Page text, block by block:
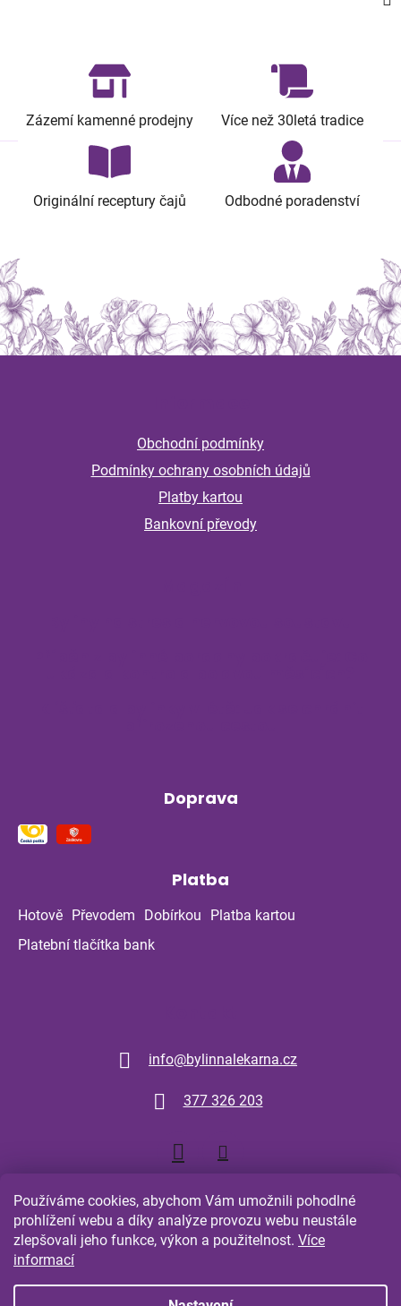
Používáme cookies, abychom Vám umožnili pohodlné
prohlížení webu a díky analýze provozu webu neustále
zlepšovali jeho funkce, výkon a použitelnost. Více
informací
Zázemí kamenné prodejny Více než 30letá tradice
Originální receptury čajů Odbodné poradenství
Z
Obchodní podmínky
Podmínky ochrany osobních údajů
Platby kartou
Bankovní převody
Doprava
Platba
Hotově Převodem Dobírkou
Platba kartou
Platební tlačítka bank
info@bylinnalekarna.cz
377 326 203
Shoptet.cz Comgate.cz